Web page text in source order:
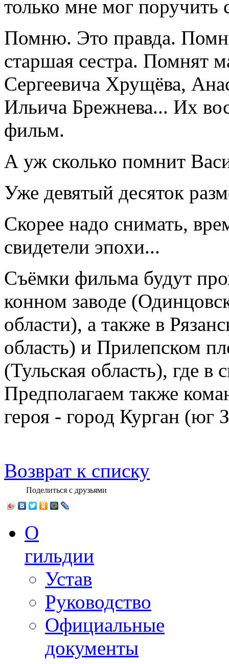
только мне мог
Помню. Это правда.
старшая сестра. Помнят
Сергеевича Хрущёва,
Ильича Брежнева... Их
фильм.
А уж сколько помнит
Уже девятый десяток
Скорее надо снимать,
свидетели эпохи...
Съёмки фильма будут
конном заводе
области), а также в
область) и Прилепском
(Тульская область), где в
Предполагаем также
героя - город Курган (юг
Возврат к списку
Поделиться с друзьями
О
гильдии
Устав
Руководство
Официальные
документы